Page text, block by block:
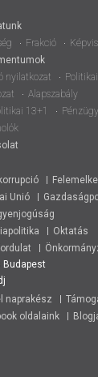
Frakció
nyilatkozat
Politikai
Alapszabály
13+1
Unió
Oktatás
Budapest
naprakész
oldalaink